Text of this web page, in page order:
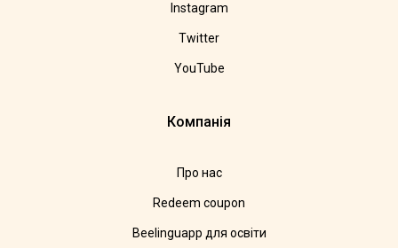
Instagram
Twitter
YouTube
Компанія
Про нас
Redeem coupon
Beelinguapp для освіти